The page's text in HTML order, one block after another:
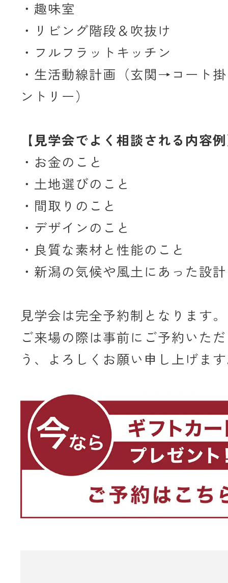
・趣味室
・リビング階段＆吹抜け
・フルフラットキッチン
・生活動線計画（玄関→コート
ントリー）
【見学会でよく相談される内容
・お金のこと
・土地選びのこと
・間取りのこと
・デザインのこと
・良質な素材と性能のこと
・新潟の気候や風土にあった設
見学会は完全予約制となります。
ご来場の際は事前にご予約いた
う、よろしくお願い申し上げま